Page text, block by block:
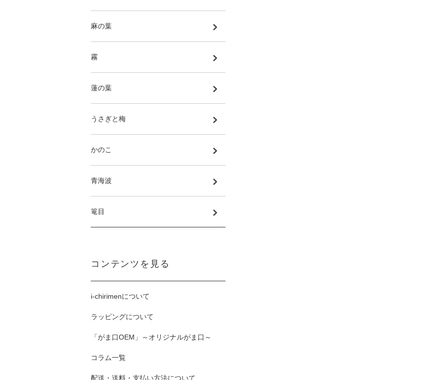
麻の葉
霧
蓮の葉
うさぎと梅
かのこ
青海波
篭目
コンテンツを見る
i-chirimenについて
ラッピングについて
「がま口OEM」～オリジナルがま口～
コラム一覧
配送・送料・支払い方法について